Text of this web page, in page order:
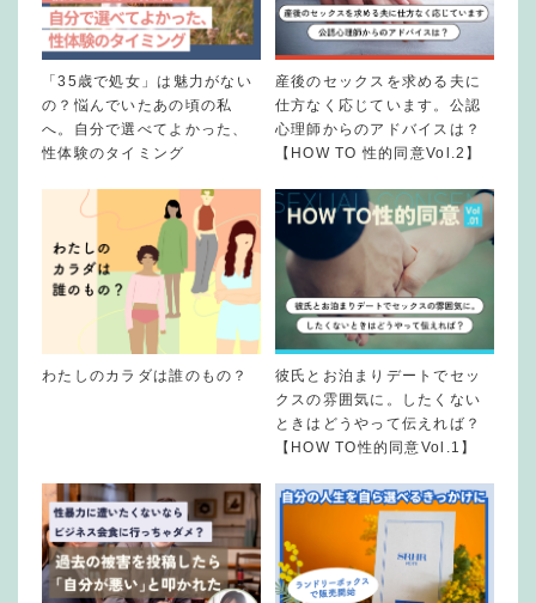
「35歳で処女」は魅力がない
の？悩んでいたあの頃の私
へ。自分で選べてよかった、
性体験のタイミング
産後のセックスを求める夫に
仕方なく応じています。公認
心理師からのアドバイスは？
【HOW TO 性的同意Vol.2】
わたしのカラダは誰のもの？
彼氏とお泊まりデートでセッ
クスの雰囲気に。したくない
ときはどうやって伝えれば？
【HOW TO性的同意Vol.1】